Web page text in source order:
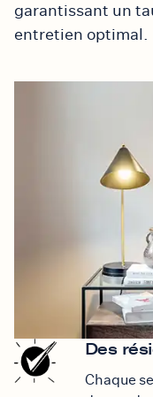
garantissant un
entretien optimal.
Des
Chaque